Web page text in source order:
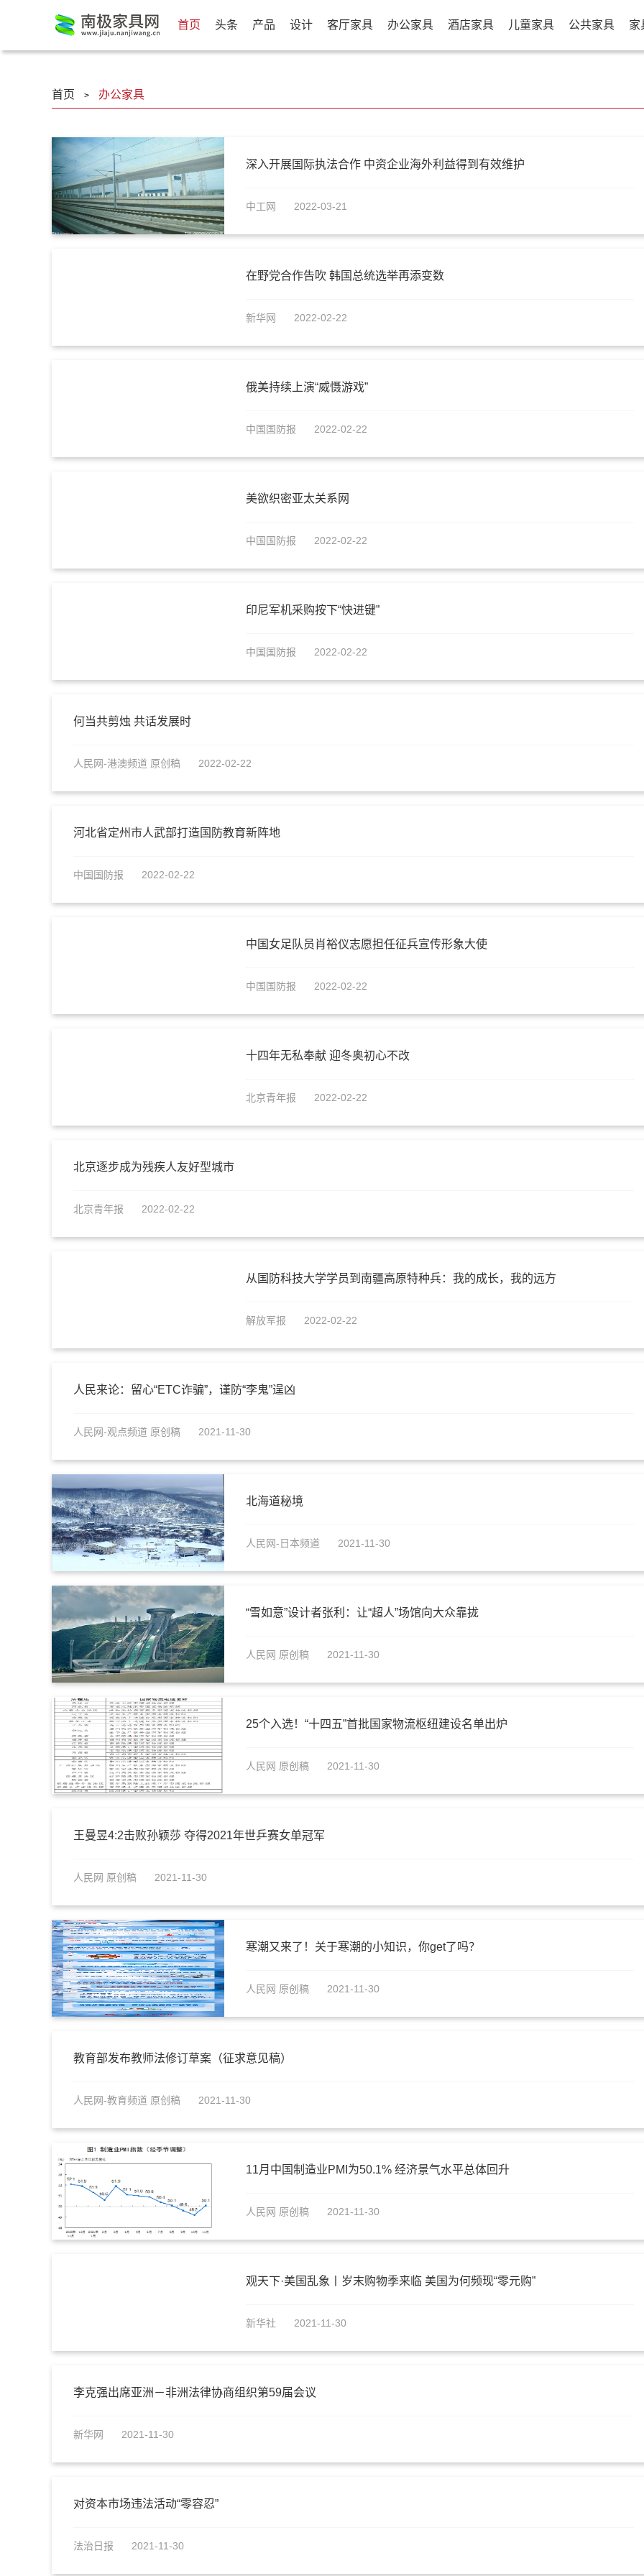
首页 头条 产品 设计 客厅家具 办公家具 酒店家具 儿童家具 公共家具 家
首页 > 办公家具
深入开展国际执法合作 中资企业海外利益得到有效维护
中工网 2022-03-21
在野党合作告吹 韩国总统选举再添变数
新华网 2022-02-22
俄美持续上演“威慑游戏”
中国国防报 2022-02-22
美欲织密亚太关系网
中国国防报 2022-02-22
印尼军机采购按下“快进键”
中国国防报 2022-02-22
何当共剪烛 共话发展时
人民网-港澳频道 原创稿 2022-02-22
河北省定州市人武部打造国防教育新阵地
中国国防报 2022-02-22
中国女足队员肖裕仪志愿担任征兵宣传形象大使
中国国防报 2022-02-22
十四年无私奉献 迎冬奥初心不改
北京青年报 2022-02-22
北京逐步成为残疾人友好型城市
北京青年报 2022-02-22
从国防科技大学学员到南疆高原特种兵：我的成长，我的远方
解放军报 2022-02-22
人民来论：留心“ETC诈骗”，谨防“李鬼”逞凶
人民网-观点频道 原创稿 2021-11-30
北海道秘境
人民网-日本频道 2021-11-30
“雪如意”设计者张利：让“超人”场馆向大众靠拢
人民网 原创稿 2021-11-30
25个入选！“十四五”首批国家物流枢纽建设名单出炉
人民网 原创稿 2021-11-30
王曼昱4:2击败孙颖莎 夺得2021年世乒赛女单冠军
人民网 原创稿 2021-11-30
寒潮又来了！关于寒潮的小知识，你get了吗？
人民网 原创稿 2021-11-30
教育部发布教师法修订草案（征求意见稿）
人民网-教育频道 原创稿 2021-11-30
11月中国制造业PMI为50.1% 经济景气水平总体回升
人民网 原创稿 2021-11-30
观天下·美国乱象丨岁末购物季来临 美国为何频现“零元购”
新华社 2021-11-30
李克强出席亚洲－非洲法律协商组织第59届会议
新华网 2021-11-30
对资本市场违法活动“零容忍”
法治日报 2021-11-30